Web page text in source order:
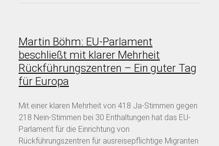
Martin Böhm: EU-Parlament
beschließt mit klarer Mehrheit
Rückführungszentren – Ein guter Tag
für Europa
Mit einer klaren Mehrheit von 418 Ja-Stimmen gegen
218 Nein-Stimmen bei 30 Enthaltungen hat das EU-
Parlament für die Einrichtung von
Rückführungszentren für ausreisepflichtige Migranten